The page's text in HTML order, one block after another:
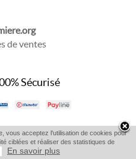
de ventes
Sécurisé
vous acceptez l'utilisation de cookies pour
ciblées et réaliser des statistiques de
En savoir plus